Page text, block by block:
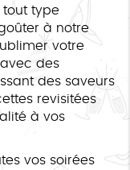
type
à notre
votre
des
des saveurs
revisitées
à vos
vos soirées